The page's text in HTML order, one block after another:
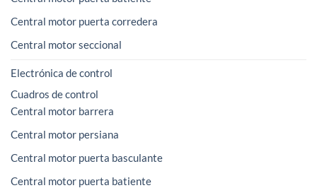
Central motor puerta corredera
Central motor seccional
Electrónica de control
Cuadros de control
Central motor barrera
Central motor persiana
Central motor puerta basculante
Central motor puerta batiente